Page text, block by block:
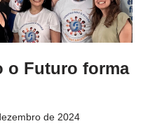
o Futuro forma
de 2024